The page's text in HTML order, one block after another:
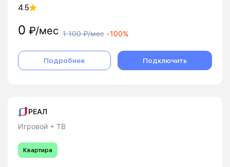
4.5
0 ₽/мес 1 100₽/мес -100%
Подробнее Подключить
РЕАЛ
Игровой + ТВ
Квартира